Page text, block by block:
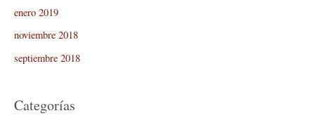
enero 2019
noviembre 2018
septiembre 2018
Categorías